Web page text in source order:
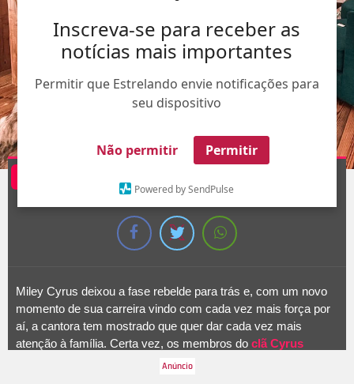
Inscreva-se para receber as
notícias mais importantes
Permitir que Estrelando envie notificações para
seu dispositivo
Não permitir Permitir
Powered by SendPulse
Divulgação
1/10
Miley Cyrus deixou a fase rebelde para trás e, com um novo
momento de sua carreira vindo com cada vez mais força por
aí, a cantora tem mostrado que quer dar cada vez mais
atenção à família. Certa vez, os membros do clã Cyrus
Carpool Karaoke
, do programa de James